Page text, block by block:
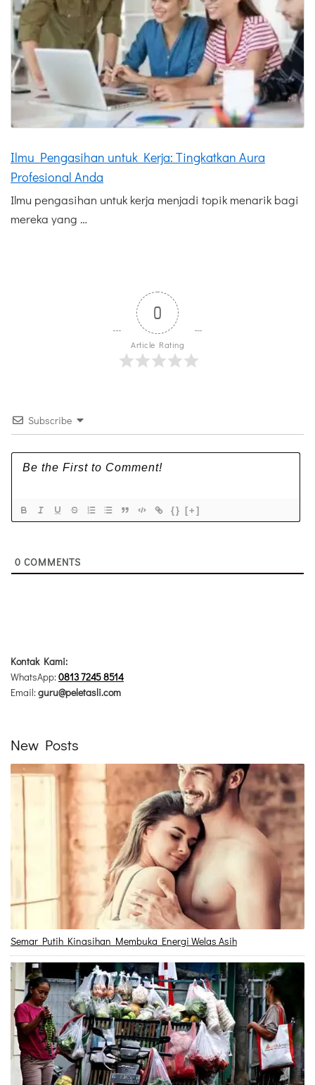
Ilmu Pengasihan untuk Kerja: Tingkatkan Aura
Profesional Anda
Ilmu pengasihan untuk kerja menjadi topik menarik bagi
mereka yang …
0
Article Rating
Subscribe
{} [+]
0 COMMENTS
Kontak Kami:
WhatsApp:0813 7245 8514
Email:guru@peletasli.com
New Posts
Semar Putih Kinasihan Membuka Energi Welas Asih